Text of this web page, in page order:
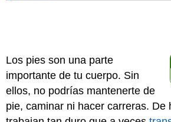
Los pies son una parte
importante de tu cuerpo. Sin
ellos, no podrías mantenerte de
pie, caminar ni hacer carreras. De